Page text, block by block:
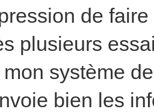
de
plusieurs
système
bien les